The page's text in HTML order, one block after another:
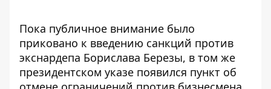
Пока публичное внимание было
приковано к введению санкций против
экснардепа Борислава Березы, в том же
президентском указе появился пункт об